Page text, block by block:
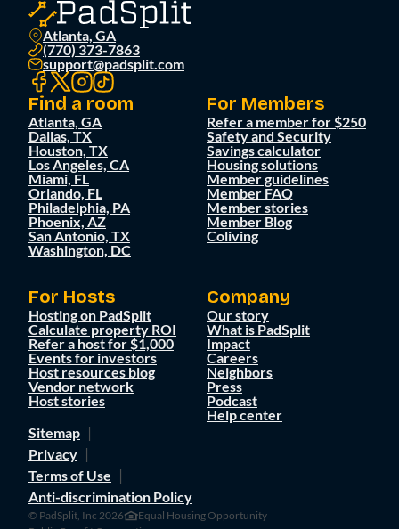
Atlanta, GA
(770) 373-7863
support@padsplit.com
Find a room
Atlanta, GA
Dallas, TX
Houston, TX
Los Angeles, CA
Miami, FL
Orlando, FL
Philadelphia, PA
Phoenix, AZ
San Antonio, TX
Washington, DC
For Members
Refer a member for $250
Safety and Security
Savings calculator
Housing solutions
Member guidelines
Member FAQ
Member stories
Member Blog
Coliving
For Hosts
Hosting on PadSplit
Calculate property ROI
Refer a host for $1,000
Events for investors
Host resources blog
Vendor network
Host stories
Company
Our story
What is PadSplit
Impact
Careers
Neighbors
Press
Podcast
Help center
Sitemap
Privacy
Terms of Use
Anti-discrimination Policy
© PadSplit, Inc 2026
Equal Housing Opportunity